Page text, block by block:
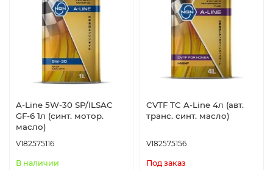
A-Line 5W-30 SP/ILSAC
GF-6 1л (синт. мотор.
масло)
V182575116
В наличии
CVTF TC A-Line 4л (авт.
транс. синт. масло)
V182575156
Под заказ